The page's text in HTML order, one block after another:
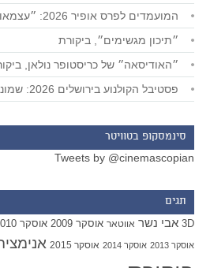
המועמדים לפרס אופיר 2026: ״עצמאות״ מוביל
״תיכון מגשימים״, ביקורת
״האודיסאה״ של כריסטופר נולאן,
פסטיבל הקולנוע בירושלים 2026: שמונה או תשע המלצות
סינמסקופ בטוויטר
Tweets by @cinemascopian
תגים
3D אבי נשר אווטאר אוסקר 2009 אוסקר 2010
אוסקר 2013 אוסקר 2014 אוסקר 2015